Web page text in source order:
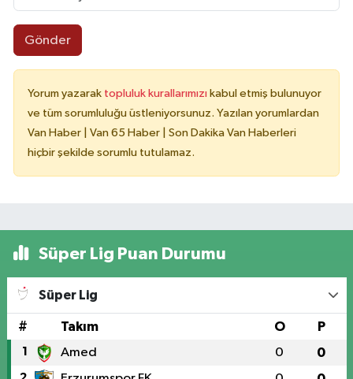
Gönder
Yorum yazarak topluluk kurallarımızı kabul etmiş bulunuyor
ve tüm sorumluluğu üstleniyorsunuz. Yazılan yorumlardan
Van Haber | Van 65 Haber | Son Dakika Van Haberleri
hiçbir şekilde sorumlu tutulamaz.
Süper Lig Puan Durumu
Süper Lig
# Takım O P
1 Amed 0 0